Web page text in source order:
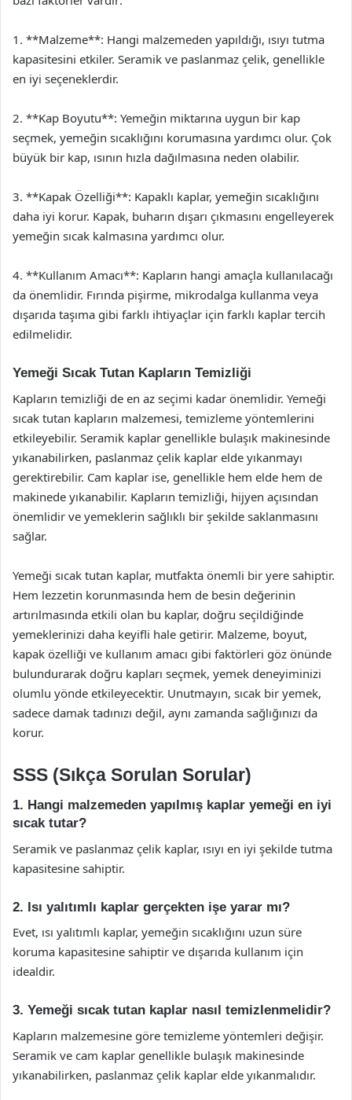
1. **Malzeme**: Hangi malzemeden yapıldığı, ısıyı tutma
kapasitesini etkiler. Seramik ve paslanmaz çelik, genellikle
en iyi seçeneklerdir.
2. **Kap Boyutu**: Yemeğin miktarına uygun bir kap
seçmek, yemeğin sıcaklığını korumasına yardımcı olur. Çok
büyük bir kap, ısının hızla dağılmasına neden olabilir.
3. **Kapak Özelliği**: Kapaklı kaplar, yemeğin sıcaklığını
daha iyi korur. Kapak, buharın dışarı çıkmasını engelleyerek
yemeğin sıcak kalmasına yardımcı olur.
4. **Kullanım Amacı**: Kapların hangi amaçla kullanılacağı
da önemlidir. Fırında pişirme, mikrodalga kullanma veya
dışarıda taşıma gibi farklı ihtiyaçlar için farklı kaplar tercih
edilmelidir.
Yemeği Sıcak Tutan Kapların Temizliği
Kapların temizliği de en az seçimi kadar önemlidir. Yemeği
sıcak tutan kapların malzemesi, temizleme yöntemlerini
etkileyebilir. Seramik kaplar genellikle bulaşık makinesinde
yıkanabilirken, paslanmaz çelik kaplar elde yıkanmayı
gerektirebilir. Cam kaplar ise, genellikle hem elde hem de
makinede yıkanabilir. Kapların temizliği, hijyen açısından
önemlidir ve yemeklerin sağlıklı bir şekilde saklanmasını
sağlar.
Yemeği sıcak tutan kaplar, mutfakta önemli bir yere sahiptir.
Hem lezzetin korunmasında hem de besin değerinin
artırılmasında etkili olan bu kaplar, doğru seçildiğinde
yemeklerinizi daha keyifli hale getirir. Malzeme, boyut,
kapak özelliği ve kullanım amacı gibi faktörleri göz önünde
bulundurarak doğru kapları seçmek, yemek deneyiminizi
olumlu yönde etkileyecektir. Unutmayın, sıcak bir yemek,
sadece damak tadınızı değil, aynı zamanda sağlığınızı da
korur.
SSS (Sıkça Sorulan Sorular)
1. Hangi malzemeden yapılmış kaplar yemeği en iyi
sıcak tutar?
Seramik ve paslanmaz çelik kaplar, ısıyı en iyi şekilde tutma
kapasitesine sahiptir.
2. Isı yalıtımlı kaplar gerçekten işe yarar mı?
Evet, ısı yalıtımlı kaplar, yemeğin sıcaklığını uzun süre
koruma kapasitesine sahiptir ve dışarıda kullanım için
idealdir.
3. Yemeği sıcak tutan kaplar nasıl temizlenmelidir?
Kapların malzemesine göre temizleme yöntemleri değişir.
Seramik ve cam kaplar genellikle bulaşık makinesinde
yıkanabilirken, paslanmaz çelik kaplar elde yıkanmalıdır.